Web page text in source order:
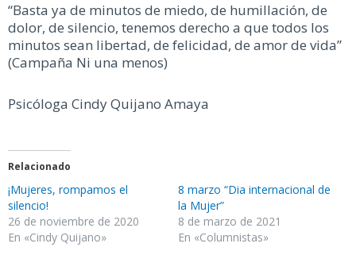
“Basta ya de minutos de miedo, de humillación, de
dolor, de silencio, tenemos derecho a que todos los
minutos sean libertad, de felicidad, de amor de vida”
(Campaña Ni una menos)
Psicóloga Cindy Quijano Amaya
Relacionado
¡Mujeres, rompamos el
silencio!
26 de noviembre de 2020
En «Cindy Quijano»
8 marzo “Dia internacional de
la Mujer”
8 de marzo de 2021
En «Columnistas»